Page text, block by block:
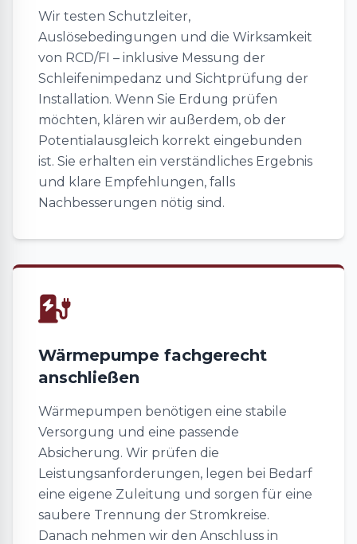
Wir testen Schutzleiter,
Auslösebedingungen und die Wirksamkeit
von RCD/FI – inklusive Messung der
Schleifenimpedanz und Sichtprüfung der
Installation. Wenn Sie Erdung prüfen
möchten, klären wir außerdem, ob der
Potentialausgleich korrekt eingebunden
ist. Sie erhalten ein verständliches Ergebnis
und klare Empfehlungen, falls
Nachbesserungen nötig sind.
Wärmepumpe fachgerecht
anschließen
Wärmepumpen benötigen eine stabile
Versorgung und eine passende
Absicherung. Wir prüfen die
Leistungsanforderungen, legen bei Bedarf
eine eigene Zuleitung und sorgen für eine
saubere Trennung der Stromkreise.
Danach nehmen wir den Anschluss in